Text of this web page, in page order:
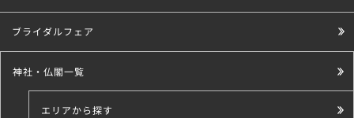
ブライダルフェア
神社・仏閣一覧
エリアから探す